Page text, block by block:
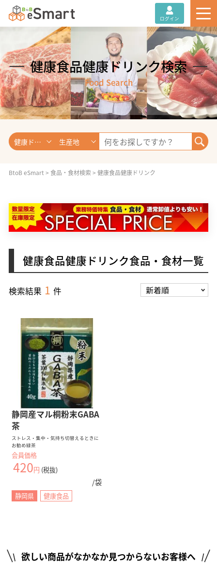
ログイン
健康食品健康ドリンク検索
Food Search
健康ドリンク 生産地
BtoB eSmart > 食品・食材検索 > 健康食品健康ドリンク
健康食品健康ドリンク食品・食材一覧
検索結果 1 件
静岡産マル桐粉末GABA
茶
ストレス・集中・気持ち切替えるときに
お勧め緑茶
会員価格
420円 (税抜)
/袋
静岡県 健康食品
欲しい商品がなかなか見つからないお客様へ